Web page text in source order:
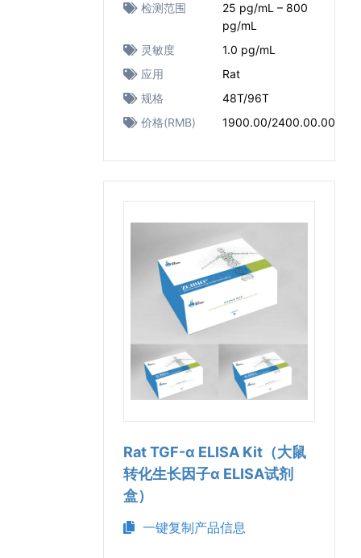
检测范围
25 pg/mL – 800
pg/mL
灵敏度
1.0 pg/mL
应用
Rat
规格
48T/96T
价格(RMB)
1900.00/2400.00.00
Rat TGF-α ELISA Kit（大鼠
转化生长因子α ELISA试剂
盒）
一键复制产品信息